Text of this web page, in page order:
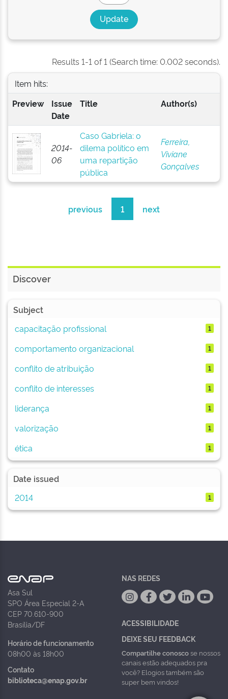
Results 1-1 of 1 (Search time: 0.002 seconds).
Item hits:
Preview
Issue
Date
Title Author(s)
2014-
06
Caso Gabriela: o
dilema político em
uma repartição
pública
Ferreira,
Viviane
Gonçalves
previous 1 next
Discover
Subject
capacitação profissional
1
comportamento organizacional 1
conflito de atribuição 1
conflito de interesses 1
liderança 1
valorização 1
ética 1
Date issued
2014
1
Asa Sul
SPO Área Especial 2-A
CEP 70.610-900
Brasília/DF
Horário de funcionamento
08h00 às 18h00
Contato
biblioteca@enap.gov.br
NAS REDES
ACESSIBILIDADE
DEIXE SEU FEEDBACK
Compartilhe conoscose nossos
canais estão adequados pra
você? Elogios também são
super bem vindos!